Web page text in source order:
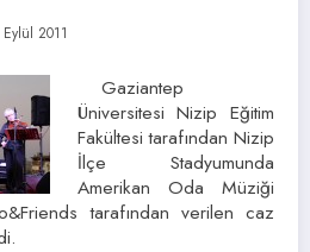
Eylül 2011
Gaziantep
Üniversitesi Nizip Eğitim
Fakültesi tarafından Nizip
İlçe Stadyumunda
Amerikan Oda Müziği
tarafından verilen caz